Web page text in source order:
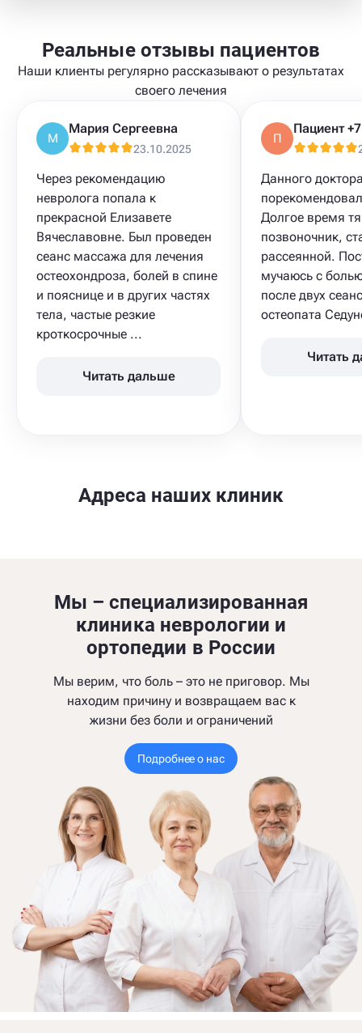
Реальные отзывы пациентов
Наши клиенты регулярно рассказывают о результатах
своего лечения
М
Мария Сергеевна
23.10.2025
Через рекомендацию
невролога попала к
прекрасной Елизавете
Вячеславовне. Был проведен
сеанс массажа для лечения
остеохондроза, болей в спине
и пояснице и в других частях
тела, частые резкие
кроткосрочные ...
Читать дальше
П
Данного
Долгое время
позвоночник,
рассеянной.
мучаюсь с
после двух
остеопата
Читать
Адреса наших клиник
Мы – специализированная
клиника неврологии и
ортопедии в России
Мы верим, что боль – это не приговор. Мы
находим причину и возвращаем вас к
жизни без боли и ограничений
Подробнее о нас